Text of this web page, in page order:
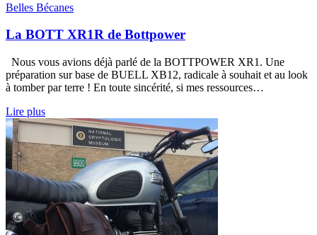
Belles Bécanes
La BOTT XR1R de Bottpower
Nous vous avions déjà parlé de la BOTTPOWER XR1. Une
préparation sur base de BUELL XB12, radicale à souhait et au look
à tomber par terre ! En toute sincérité, si mes ressources…
Lire plus